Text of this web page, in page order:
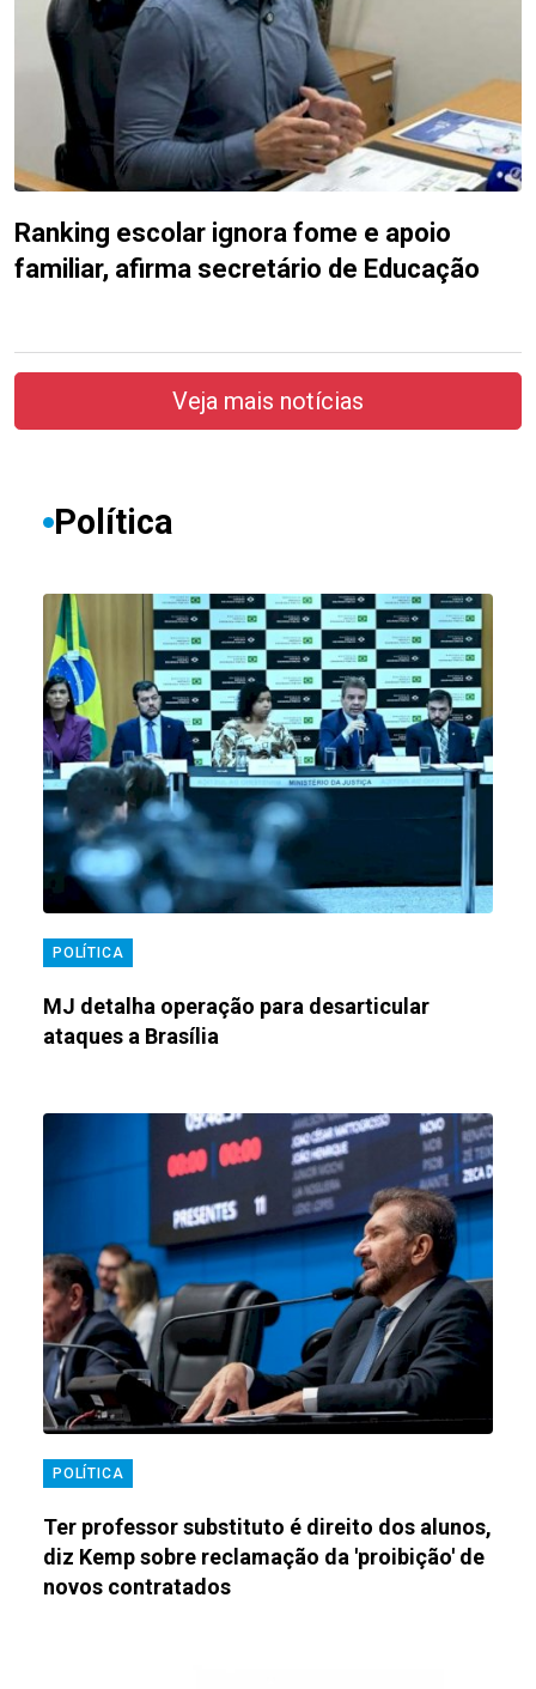
Ranking escolar ignora fome e apoio
familiar, afirma secretário de Educação
Veja mais notícias
Política
POLÍTICA
MJ detalha operação para desarticular
ataques a Brasília
POLÍTICA
Ter professor substituto é direito dos alunos,
diz Kemp sobre reclamação da 'proibição' de
novos contratados